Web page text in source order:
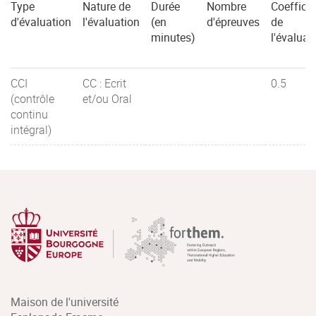
Type
d'évaluation
Nature de
l'évaluation
Durée
(en
minutes)
Nombre
d'épreuves
de
CCI
(contrôle
continu
intégral)
CC : Ecrit
et/ou Oral
0.5
Maison de l'université